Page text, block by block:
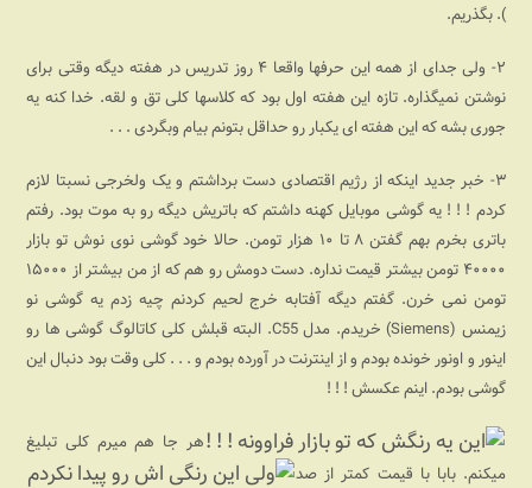
). بگذریم.
۲- ولی جدای از همه این حرفها واقعا ۴ روز تدریس در هفته دیگه وقتی برای
نوشتن نمیگذاره. تازه این هفته اول بود که کلاسها کلی تق و لقه. خدا کنه یه
جوری بشه که این هفته ای یکبار رو حداقل بتونم بیام وبگردی . . .
۳- خبر جدید اینکه از رژیم اقتصادی دست برداشتم و یک ولخرجی نسبتا لازم
کردم ! ! !یه گوشی موبایل کهنه داشتم که باتریش دیگه رو به موت بود. رفتم
باتری بخرم بهم گفتن ۸ تا ۱۰ هزار تومن. حالا خود گوشی نوی نوش تو بازار
۴۰۰۰۰ تومن بیشتر قیمت نداره. دست دومش رو هم که از من بیشتر از ۱۵۰۰۰
تومن نمی خرن. گفتم دیگه آفتابه خرج لحیم کردنم چیه زدم یه گوشی نو
زیمنس (Siemens) خریدم. مدل C55. البته قبلش کلی کاتالوگ گوشی ها رو
اینور و اونور خونده بودم و از اینترنت در آورده بودم و . . . کلی وقت بود دنبال این
گوشی بودم. اینم عکسش ! !‌ !
هر جا هم میرم کلی تبلیغ
میکنم. بابا با قیمت کمتر از صد